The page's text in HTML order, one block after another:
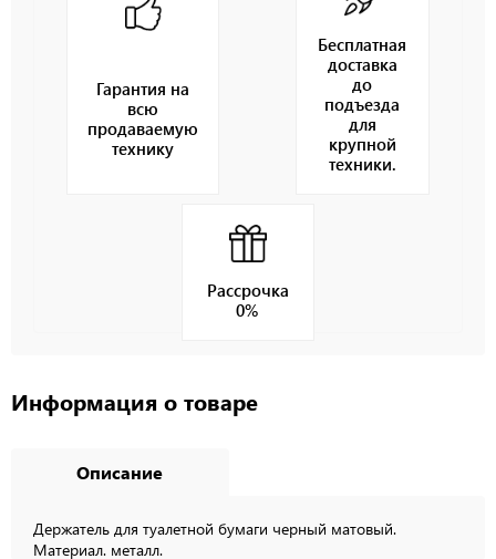
Гарантия на
всю
продаваемую
технику
Бесплатная
доставка
до
подъезда
для
крупной
техники.
Рассрочка
0%
Информация о товаре
Описание
Держатель для туалетной бумаги черный матовый.
Материал. металл.